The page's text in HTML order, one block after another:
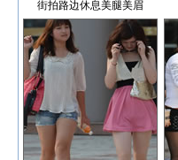
街拍路边休息美腿美眉